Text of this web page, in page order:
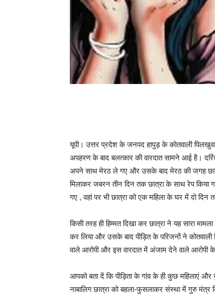
यूपी। उत्तर प्रदेश के जनपद हापुड़ के कोतवाली
अपहरण के बाद ￰बलत्कार की वारदात सामने आई है।
अपने साथ मेरठ ले गए और उसके बाद मेरठ की जगह छात्रा
मिलाकर जबरन तीन दिन तक छात्रा के साथ रेप किया
गए , वहां पर भी छात्रा को एक महिला के घर में दो
किसी तरह ही हिम्मत दिखा कर छात्रा ने यह सारा
कर लिया और उसके बाद पीड़ित के परिजनों ने
वाले आरोपी और इस वारदात में अंजाम देने वाले
आपको बता दें कि पीड़िता के गांव के ही कुछ महिलाएं
नाबालिग छात्रा को बहला-फुसलाकर संस्था में गुरु